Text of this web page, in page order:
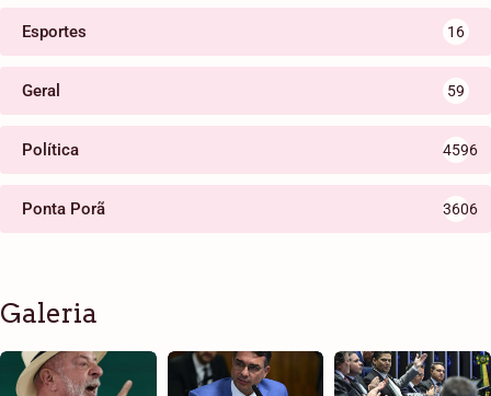
Esportes 16
Geral 59
Política 4596
Ponta Porã 3606
Galeria